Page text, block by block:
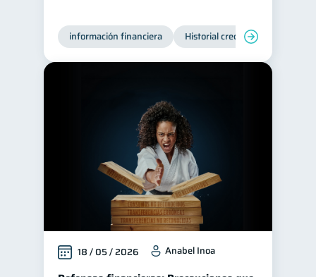
información financiera Historial crediticio
18 / 05 / 2026 Anabel Inoa